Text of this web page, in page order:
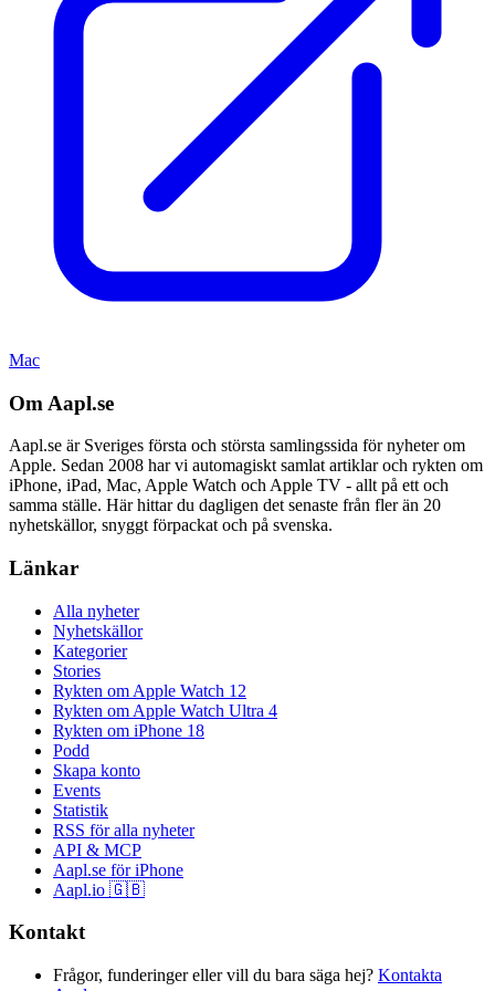
Mac
Om Aapl.se
Aapl.se är Sveriges första och största samlingssida för nyheter om
Apple. Sedan 2008 har vi automagiskt samlat artiklar och rykten om
iPhone, iPad, Mac, Apple Watch och Apple TV - allt på ett och
samma ställe. Här hittar du dagligen det senaste från fler än 20
nyhetskällor, snyggt förpackat och på svenska.
Länkar
Alla nyheter
Nyhetskällor
Kategorier
Stories
Rykten om Apple Watch 12
Rykten om Apple Watch Ultra 4
Rykten om iPhone 18
Podd
Skapa konto
Events
Statistik
RSS för alla nyheter
API & MCP
Aapl.se för iPhone
Aapl.io 🇬🇧
Kontakt
Frågor, funderinger eller vill du bara säga hej? Kontakta